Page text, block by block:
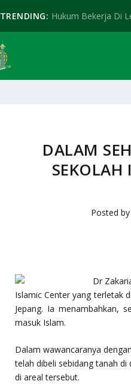
TRENDING: Hukum Bekerja Di
DALAM
SEKOLAH
Posted
Dr
Islamic Center yang terletak
Jepang. Ia menambahkan,
masuk Islam.
Dalam wawancaranya
telah dibeli sebidang tanah di
di areal tersebut.